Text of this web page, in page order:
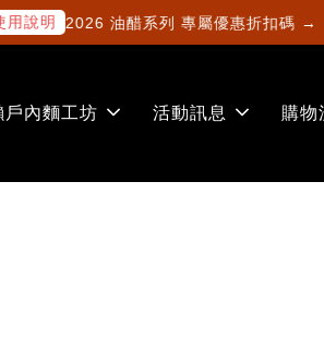
說明 2026 油醋系列 專屬優惠折扣碼 →
戶內麵工坊 活動訊息 購物